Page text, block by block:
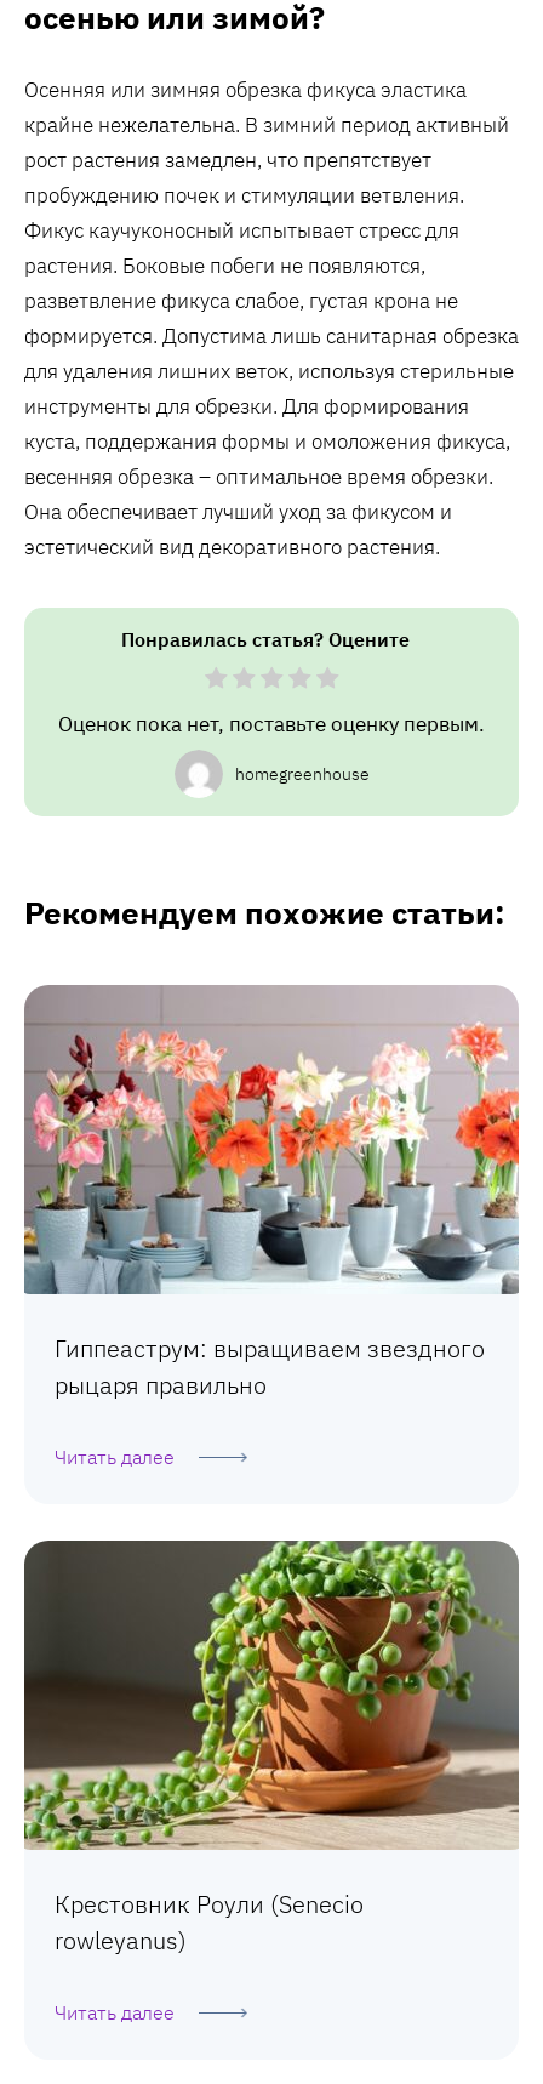
осенью или зимой?
Осенняя или зимняя обрезка фикуса эластика
крайне нежелательна. В зимний период активный
рост растения замедлен, что препятствует
пробуждению почек и стимуляции ветвления.
Фикус каучуконосный испытывает стресс для
растения. Боковые побеги не появляются,
разветвление фикуса слабое, густая крона не
формируется. Допустима лишь санитарная обрезка
для удаления лишних веток, используя стерильные
инструменты для обрезки. Для формирования
куста, поддержания формы и омоложения фикуса,
весенняя обрезка – оптимальное время обрезки.
Она обеспечивает лучший уход за фикусом и
эстетический вид декоративного растения.
Понравилась статья? Оцените
Оценок пока нет, поставьте оценку первым.
homegreenhouse
Рекомендуем похожие статьи:
Гиппеаструм: выращиваем звездного
рыцаря правильно
Читать далее
Крестовник Роули (Senecio
rowleyanus)
Читать далее